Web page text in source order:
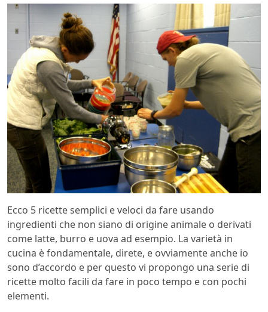
Ecco 5 ricette semplici e veloci da fare usando
ingredienti che non siano di origine animale o derivati
come latte, burro e uova ad esempio. La varietà in
cucina è fondamentale, direte, e ovviamente anche io
sono d’accordo e per questo vi propongo una serie di
ricette molto facili da fare in poco tempo e con pochi
elementi.